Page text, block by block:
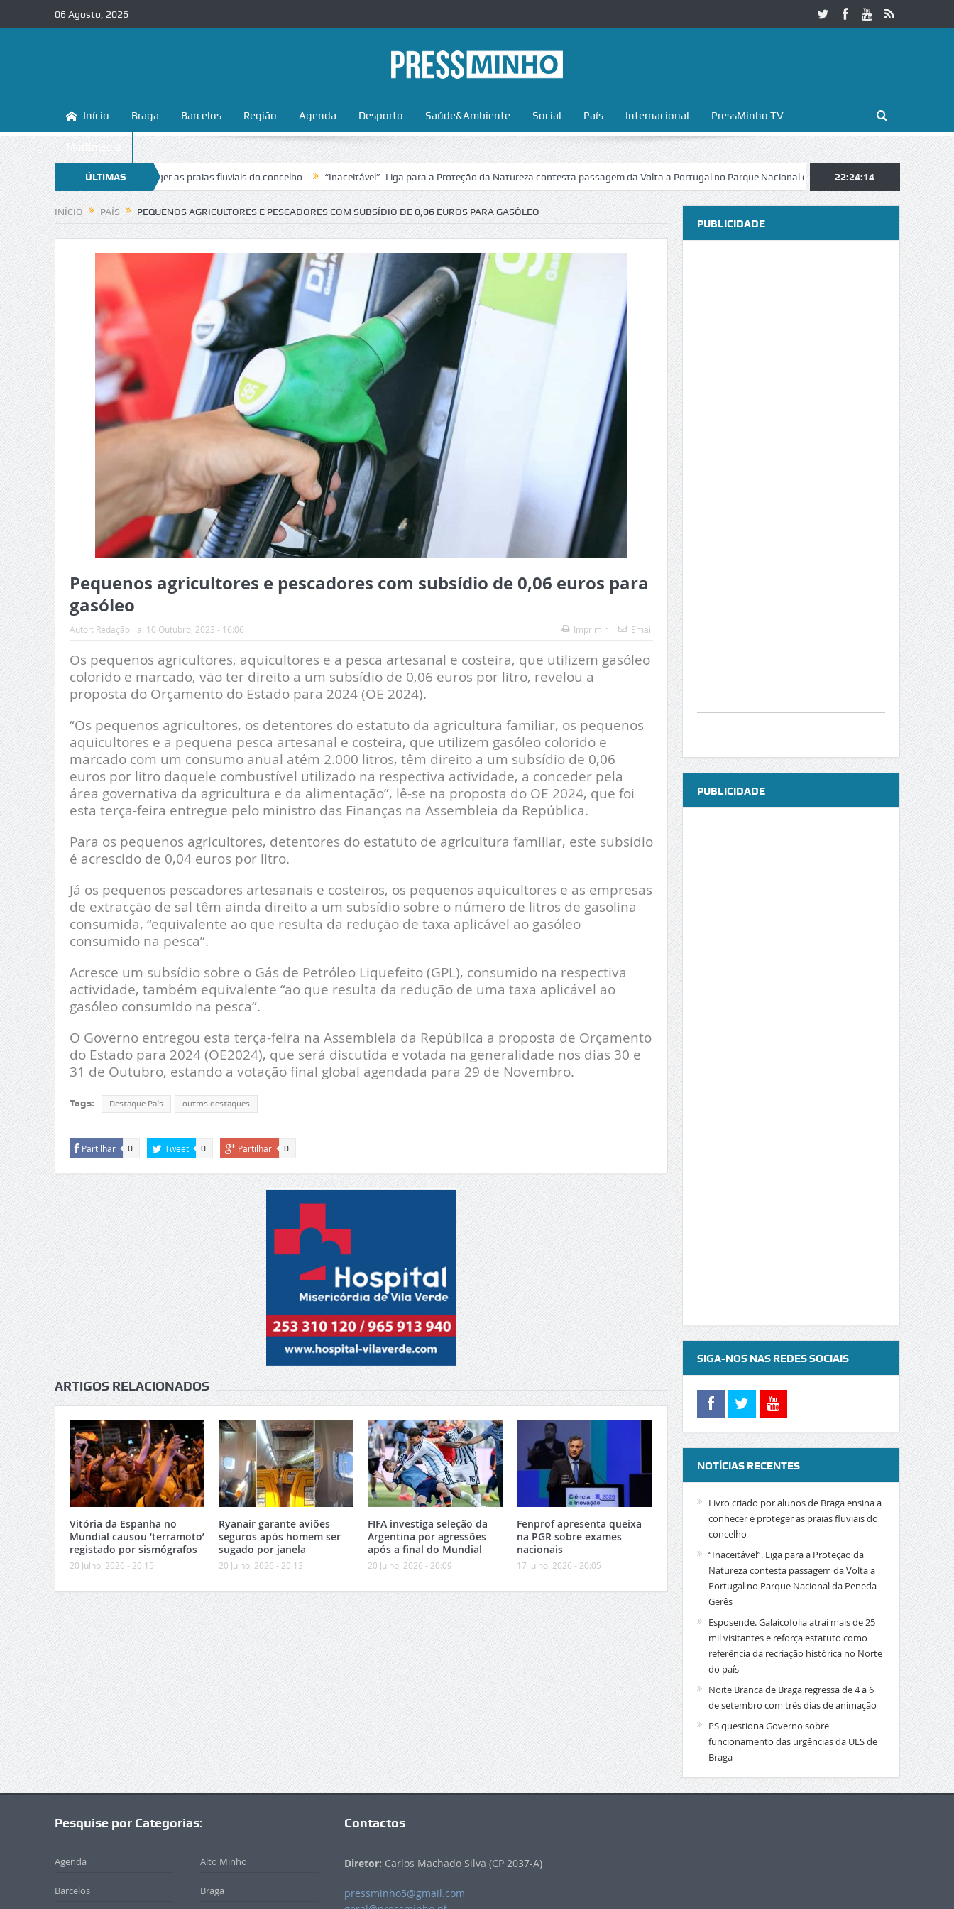
06 Agosto, 2026
Início Braga Barcelos Região Agenda Desporto Saúde&Ambiente Social País Internacional PressMinho TV
Multimédia
ÚLTIMAS
NOTÍCIAS
a conhecer e proteger as praias fluviais do concelho “Inaceitável”. Liga para a Proteção da Natureza contesta passagem da Volta a Portugal no Parque Nacional da Peneda-Gerês Esposende.
22:24:15
INÍCIO PAÍS PEQUENOS AGRICULTORES E PESCADORES COM SUBSÍDIO DE 0,06 EUROS PARA GASÓLEO
Pequenos agricultores e pescadores com subsídio de 0,06 euros para
gasóleo
Autor: Redação a: 10 Outubro, 2023 - 16:06 Imprimir Email
Os pequenos agricultores, aquicultores e a pesca artesanal e costeira, que utilizem gasóleo
colorido e marcado, vão ter direito a um subsídio de 0,06 euros por litro, revelou a
proposta do Orçamento do Estado para 2024 (OE 2024).
“Os pequenos agricultores, os detentores do estatuto da agricultura familiar, os pequenos
aquicultores e a pequena pesca artesanal e costeira, que utilizem gasóleo colorido e
marcado com um consumo anual atém 2.000 litros, têm direito a um subsídio de 0,06
euros por litro daquele combustível utilizado na respectiva actividade, a conceder pela
área governativa da agricultura e da alimentação”, lê-se na proposta do OE 2024, que foi
esta terça-feira entregue pelo ministro das Finanças na Assembleia da República.
Para os pequenos agricultores, detentores do estatuto de agricultura familiar, este subsídio
é acrescido de 0,04 euros por litro.
Já os pequenos pescadores artesanais e costeiros, os pequenos aquicultores e as empresas
de extracção de sal têm ainda direito a um subsídio sobre o número de litros de gasolina
consumida, “equivalente ao que resulta da redução de taxa aplicável ao gasóleo
consumido na pesca”.
Acresce um subsídio sobre o Gás de Petróleo Liquefeito (GPL), consumido na respectiva
actividade, também equivalente “ao que resulta da redução de uma taxa aplicável ao
gasóleo consumido na pesca”.
O Governo entregou esta terça-feira na Assembleia da República a proposta de Orçamento
do Estado para 2024 (OE2024), que será discutida e votada na generalidade nos dias 30 e
31 de Outubro, estando a votação final global agendada para 29 de Novembro.
Tags: Destaque País outros destaques
Partilhar 0 Tweet 0 Partilhar 0
ARTIGOS RELACIONADOS
Vitória da Espanha no
Mundial causou ‘terramoto’
registado por sismógrafos
20 Julho, 2026 - 20:15
Ryanair garante aviões
seguros após homem ser
sugado por janela
20 Julho, 2026 - 20:13
FIFA investiga seleção da
Argentina por agressões
após a final do Mundial
20 Julho, 2026 - 20:09
Fenprof apresenta queixa
na PGR sobre exames
nacionais
17 Julho, 2026 - 20:05
PUBLICIDADE
PUBLICIDADE
SIGA-NOS NAS REDES SOCIAIS
NOTÍCIAS RECENTES
Livro criado por alunos de Braga ensina a
conhecer e proteger as praias fluviais do
concelho
“Inaceitável”. Liga para a Proteção da
Natureza contesta passagem da Volta a
Portugal no Parque Nacional da Peneda-
Gerês
Esposende. Galaicofolia atrai mais de 25
mil visitantes e reforça estatuto como
referência da recriação histórica no Norte
do país
Noite Branca de Braga regressa de 4 a 6
de setembro com três dias de animação
PS questiona Governo sobre
funcionamento das urgências da ULS de
Braga
Pesquise por Categorias:
Agenda Alto Minho
Barcelos Braga
Contactos
Diretor: Carlos Machado Silva (CP 2037-A)
pressminho5@gmail.com